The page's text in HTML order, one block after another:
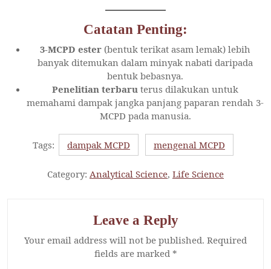
Catatan Penting:
3-MCPD ester (bentuk terikat asam lemak) lebih
banyak ditemukan dalam minyak nabati daripada
bentuk bebasnya.
Penelitian terbaru terus dilakukan untuk
memahami dampak jangka panjang paparan rendah 3-
MCPD pada manusia.
Tags: dampak MCPD mengenal MCPD
Category: Analytical Science, Life Science
Leave a Reply
Your email address will not be published. Required
fields are marked *